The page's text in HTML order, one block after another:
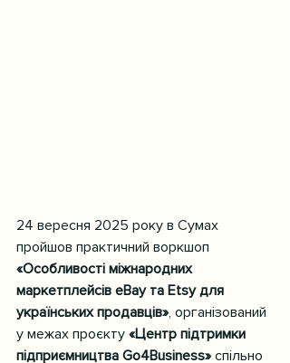
24 вересня 2025 року в Сумах
пройшов практичний воркшоп
«Особливості міжнародних
маркетплейсів eBay та Etsy для
українських продавців», організований
у межах проєкту «Центр підтримки
підприємництва Go4Business» спільно